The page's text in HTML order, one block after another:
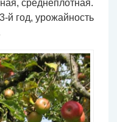
среднеплотная.
й год, урожайность